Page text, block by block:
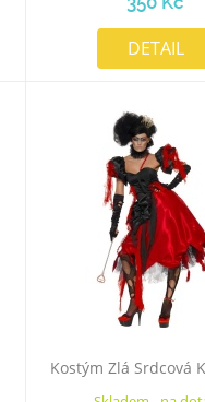
DETAIL
Kostým Zlá Srdcová